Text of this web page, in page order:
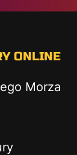
ONLINE
Morza